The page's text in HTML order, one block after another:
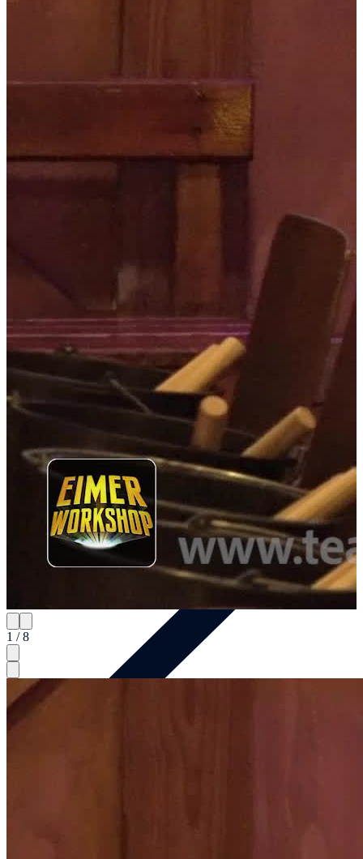
1 / 8
Teamevents